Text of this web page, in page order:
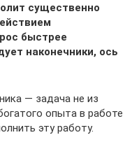
существенно
быстрее
наконечники, ось
— задача не из
опыта в работе
эту работу.